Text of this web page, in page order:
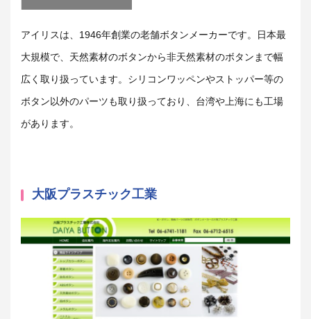
アイリスは、1946年創業の老舗ボタンメーカーです。日本最
大規模で、天然素材のボタンから非天然素材のボタンまで幅
広く取り扱っています。シリコンワッペンやストッパー等の
ボタン以外のパーツも取り扱っており、台湾や上海にも工場
があります。
大阪プラスチック工業